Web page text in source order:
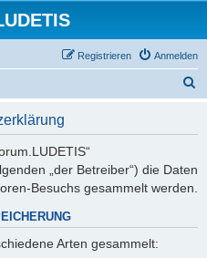
Anmelden
Registrieren
„der Betreiber“) die Daten
Besuchs gesammelt werden.
Arten gesammelt: